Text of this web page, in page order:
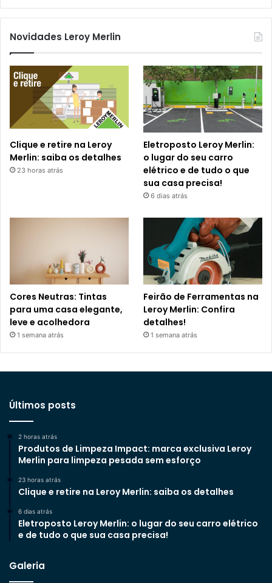
Novidades Leroy Merlin
Clique e retire na Leroy
Merlin: saiba os detalhes
23 horas atrás
Eletroposto Leroy Merlin:
o lugar do seu carro
elétrico e de tudo o que
sua casa precisa!
6 dias atrás
Cores Neutras: Tintas
para uma casa elegante,
leve e acolhedora
1 semana atrás
Feirão de Ferramentas na
Leroy Merlin: Confira
detalhes!
1 semana atrás
Últimos posts
2 horas atrás
Produtos de Limpeza Impact: marca exclusiva Leroy
Merlin para limpeza pesada sem esforço
23 horas atrás
Clique e retire na Leroy Merlin: saiba os detalhes
6 dias atrás
Eletroposto Leroy Merlin: o lugar do seu carro elétrico
e de tudo o que sua casa precisa!
Galeria